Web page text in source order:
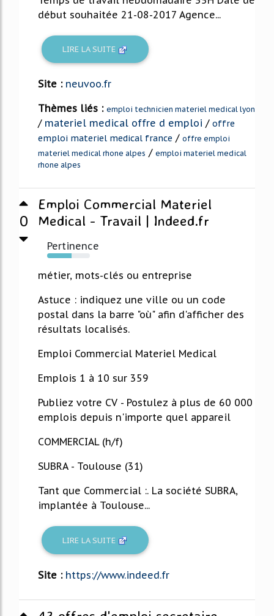
début souhaitée 21-08-2017 Agence...
LIRE LA SUITE
Site : neuvoo.fr
Thèmes liés : emploi technicien materiel medical lyon
/ materiel medical offre d emploi / offre
emploi materiel medical france / offre emploi
materiel medical rhone alpes / emploi materiel medical
rhone alpes
0
Emploi Commercial Materiel
Medical - Travail | Indeed.fr
Pertinence
57%
métier, mots-clés ou entreprise
Astuce : indiquez une ville ou un code
postal dans la barre "où" afin d'afficher des
résultats localisés.
Emploi Commercial Materiel Medical
Emplois 1 à 10 sur 359
Publiez votre CV - Postulez à plus de 60 000
emplois depuis n'importe quel appareil
COMMERCIAL (h/f)
SUBRA - Toulouse (31)
Tant que Commercial :. La société SUBRA,
implantée à Toulouse...
LIRE LA SUITE
Site : https://www.indeed.fr